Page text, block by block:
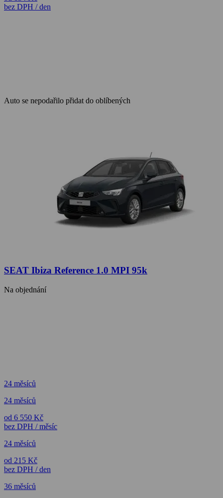
bez DPH / den
Auto se nepodařilo přidat do oblíbených
SEAT Ibiza Reference 1.0 MPI 95k
Na objednání
24 měsíců
24 měsíců
od 6 550 Kč
bez DPH / měsíc
24 měsíců
od 215 Kč
bez DPH / den
36 měsíců